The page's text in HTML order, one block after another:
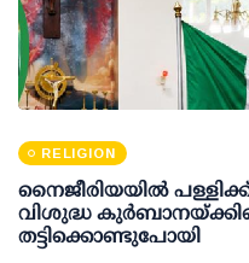
RELIGION
നൈജീരിയയിൽ
വിശുദ്ധ
തട്ടിക്കൊണ്ടുപോയി